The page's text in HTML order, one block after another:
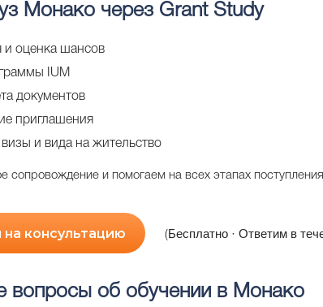
Монако через Grant Study
и оценка шансов
IUM
документов
приглашения
и вида на жительство
сопровождение и помогаем на всех этапах
на консультацию (Бесплатно · Ответим в
вопросы об обучении в Монако